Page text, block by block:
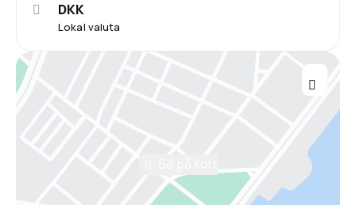
Lokal valuta
DKK